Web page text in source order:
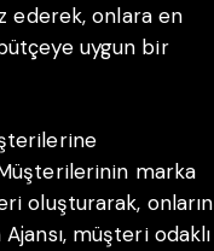
ederek, onlara en
uygun bir
marka
oluşturarak, onların
müşteri odaklı